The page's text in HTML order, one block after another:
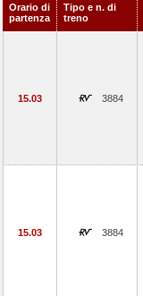
Orario di
partenza
Tipo e n. di
treno
15.03 3884
15.03 3884